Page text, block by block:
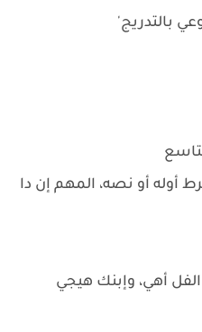
بالتدريج'
أوله أو نصه، المهم إن دا
الفل أهي، وإبنك هيجي